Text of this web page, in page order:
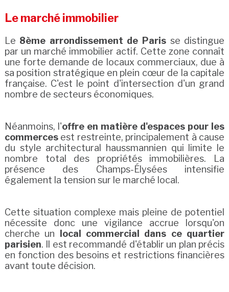
Le marché immobilier
Le 8ème arrondissement de Paris se distingue
par un marché immobilier actif. Cette zone connaît
une forte demande de locaux commerciaux, due à
sa position stratégique en plein cœur de la capitale
française. C'est le point d'intersection d'un grand
nombre de secteurs économiques.
Néanmoins, l'offre en matière d'espaces pour les
commercesest restreinte, principalement à cause
du style architectural haussmannien qui limite le
nombre total des propriétés immobilières. La
présence des Champs-Élysées intensifie
également la tension sur le marché local.
Cette situation complexe mais pleine de potentiel
nécessite donc une vigilance accrue lorsqu'on
cherche un
local commercial dans ce quartier
parisien. Il est recommandé d'établir un plan précis
en fonction des besoins et restrictions financières
avant toute décision.